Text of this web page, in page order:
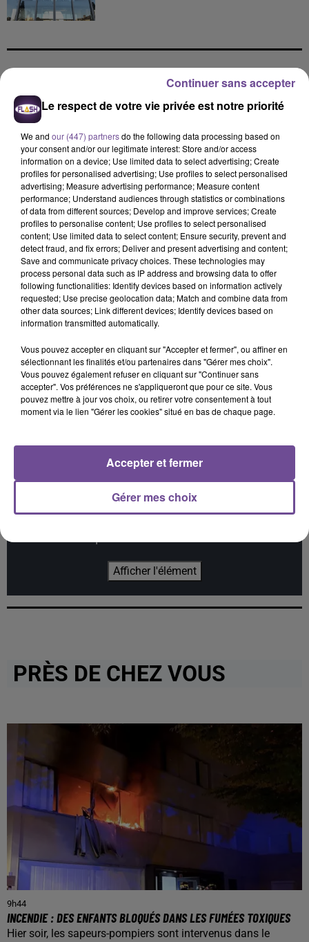
20h58
20h58
TAME IMPALA, JENNIE
Dracula (jennie Remix
- Boys Noize Disko
Version)
20h53
20h53
ULTRA NATE, HUGEL,
IMAEL ANGEL
Movin' To The Sun
(extended Mix)
20h50
20h50
OFENBACH
Four To The Floor
20h47
20h47
RICK TONIC
Ibiza Life
20h44
20h44
KIM KAY
Summer Again
20h38
20h38
Les Yeux De Laura -
Single
dépôt de cookies que vous avez exprimé. Si vous
Afficher l'élément
PRÈS DE CHEZ VOUS
9h44
INCENDIE : DES ENFANTS BLOQUÉS DANS LES FUMÉES TOXIQUES
Hier soir, les sapeurs-pompiers sont intervenus dans le
Le respect de votre vie privée est notre priorité
We and our (447) partnersdo the following data processing based on
your consent and/or our legitimate interest: Store and/or access
information on a device; Use limited data to select advertising; Create
profiles for personalised advertising; Use profiles to select personalised
advertising; Measure advertising performance; Measure content
performance; Understand audiences through statistics or combinations
of data from different sources; Develop and improve services; Create
profiles to personalise content; Use profiles to select personalised
content; Use limited data to select content; Ensure security, prevent and
detect fraud, and fix errors; Deliver and present advertising and content;
Save and communicate privacy choices. These technologies may
process personal data such as IP address and browsing data to offer
following functionalities: Identify devices based on information actively
requested; Use precise geolocation data; Match and combine data from
other data sources; Link different devices; Identify devices based on
information transmitted automatically.
Vous pouvez accepter en cliquant sur "Accepter et fermer", ou affiner en
sélectionnant les finalités et/ou partenaires dans "Gérer mes choix".
Vous pouvez également refuser en cliquant sur "Continuer sans
accepter". Vos préférences ne s'appliqueront que pour ce site. Vous
pouvez mettre à jour vos choix, ou retirer votre consentement à tout
moment via le lien "Gérer les cookies" situé en bas de chaque page.
Gérer mes choix
Accepter et fermer
Continuer sans accepter